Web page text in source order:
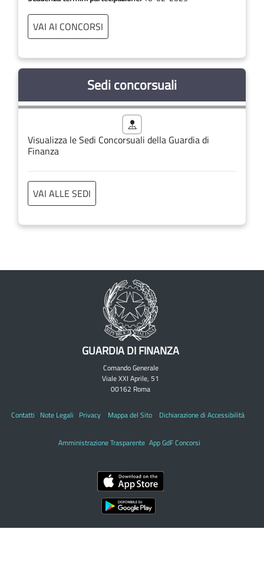
VAI AI CONCORSI
Sedi concorsuali
Visualizza le Sedi Concorsuali della Guardia di
Finanza
VAI ALLE SEDI
GUARDIA DI FINANZA
Comando Generale
Viale XXI Aprile, 51
00162 Roma
Contatti Note Legali Privacy Mappa del Sito Dichiarazione di Accessibilità
Amministrazione Trasparente App GdF Concorsi
Seguici